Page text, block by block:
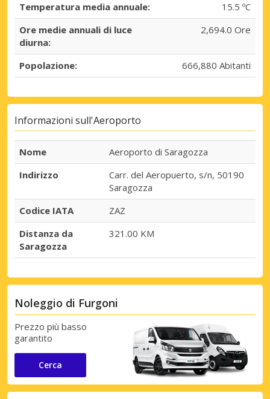
Temperatura media annuale:
15.5 ºC
Ore medie annuali di luce
diurna:
2,694.0 Ore
Popolazione: 666,880 Abitanti
Informazioni sull'Aeroporto
Nome
Aeroporto di Saragozza
Indirizzo
Carr. del Aeropuerto, s/n, 50190
Saragozza
Codice IATA
ZAZ
Distanza da
Saragozza
321.00 KM
Noleggio di Furgoni
Prezzo più basso
garantito
Cerca